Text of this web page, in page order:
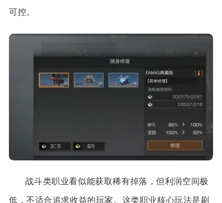
可控。
战斗类职业看似能获取稀有掉落，但利润空间极
低，不适合追求收益的玩家。这类职业核心玩法是刷